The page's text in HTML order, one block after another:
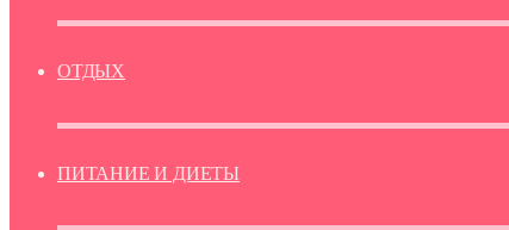
ОТДЫХ
ПИТАНИЕ И ДИЕТЫ